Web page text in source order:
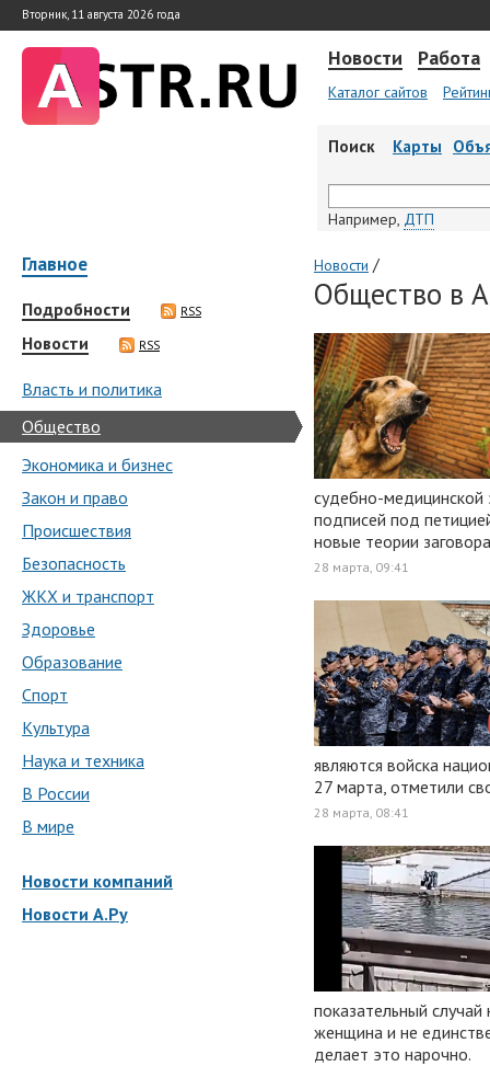
Вторник, 11 августа 2026 года
Новости Работа
Каталог сайтов
Поиск Карты
Например, ДТП
Главное
Подробности RSS
Новости RSS
Власть и политика
Общество
Экономика и бизнес
Закон и право
Происшествия
Безопасность
ЖКХ и транспорт
Здоровье
Образование
Спорт
Культура
Наука и техника
В России
В мире
Новости компаний
Новости А.Ру
Новости /
Общество в
судебно-медицинской
подписей под
новые теории
28 марта, 09:41
являются войска
27 марта, отметили
28 марта, 08:41
показательный
женщина и не
делает это нарочно.